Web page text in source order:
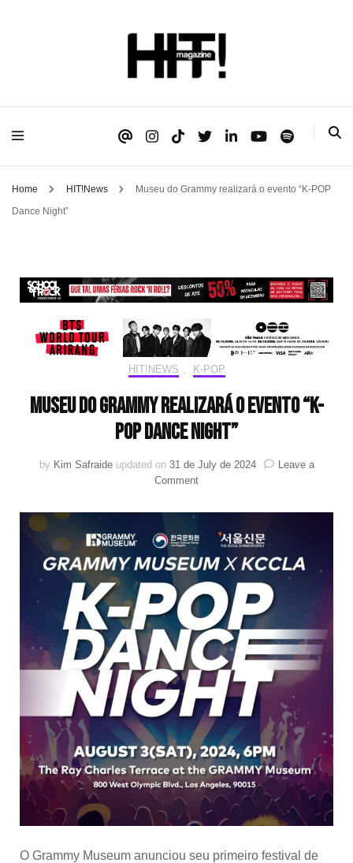
HIT!Magazine
Home HIT!News
Museu do Grammy realizará o evento “K-POP
Dance Night”
HIT!NEWS K-POP
Museu do Grammy realizará o evento “K-
POP Dance Night”
by Kim Safraide updated on 31 de July de 2024
Leave a
Commenton
do
realizará
o
evento
POP
Dance
Night”
O Grammy Museum anunciou seu primeiro festival de